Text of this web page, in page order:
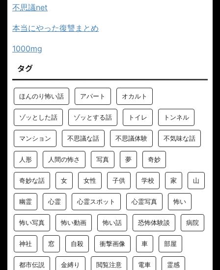
不思議net
本当にやった復讐まとめ
1000mg
タグ
ほんのり怖い話 アパート オカルト
ゾッとした話 ゾッとする話 トイレ トンネル
マンション 不思議な話 不思議体験 不気味な話
人形 人間の怖さ 写真 夢 奇妙
奇妙な話 女 女性 子供 学校 家 山
幽霊 心霊 心霊スポット 心霊写真 怖い
怖い写真 怖い動画 怖い話 恐怖体験談 病院
神社 窓 自殺 衝撃画像 車 部屋
都市伝説 金縛り 閲覧注意 電車 霊感